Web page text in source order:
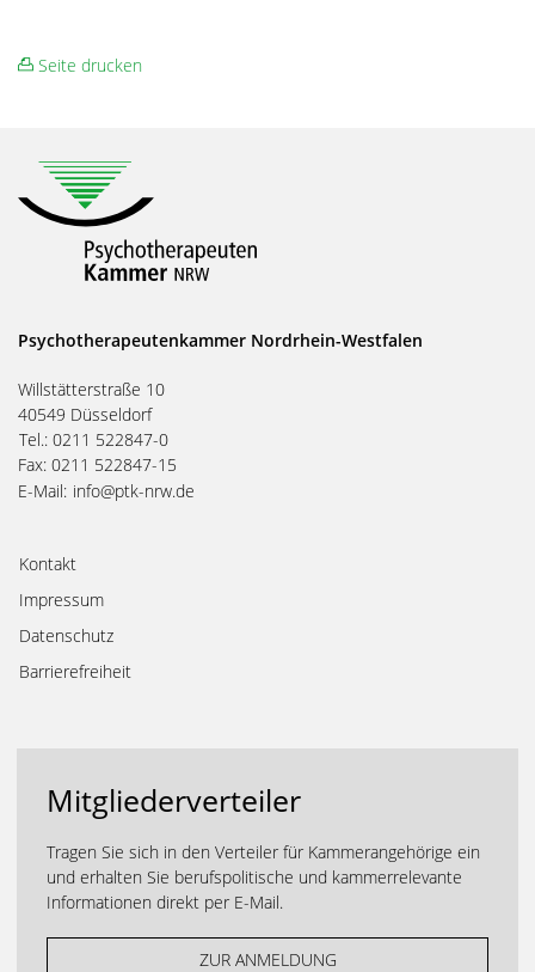
Seite drucken
Psychotherapeutenkammer Nordrhein-Westfalen
Willstätterstraße 10
40549 Düsseldorf
Tel.: 0211 522847-0
Fax: 0211 522847-15
E-Mail: info@ptk-nrw.de
Kontakt
Impressum
Datenschutz
Barrierefreiheit
Mitgliederverteiler
Tragen Sie sich in den Verteiler für Kammerangehörige ein
und erhalten Sie berufspolitische und kammerrelevante
Informationen direkt per E-Mail.
ZUR ANMELDUNG